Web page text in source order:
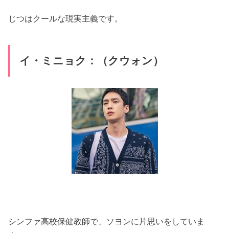
じつはクールな現実主義です。
イ・ミニョク：（クウォン）
シンファ高校保健教師で、ソヨンに片思いをしていま